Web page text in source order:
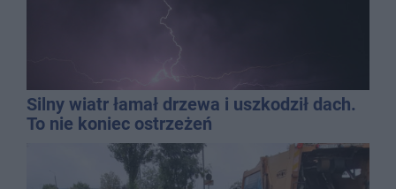
Silny wiatr łamał drzewa i uszkodził dach.
To nie koniec ostrzeżeń